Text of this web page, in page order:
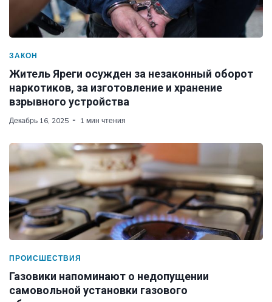
ЗАКОН
Житель Яреги осужден за незаконный оборот
наркотиков, за изготовление и хранение
взрывного устройства
Декабрь 16, 2025 1 мин чтения
ПРОИСШЕСТВИЯ
Газовики напоминают о недопущении
самовольной установки газового